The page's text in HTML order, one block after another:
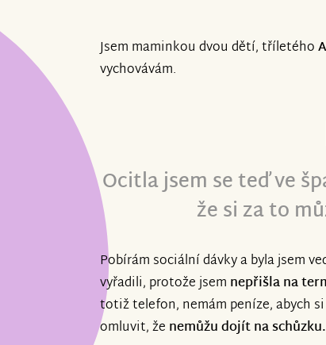
Jsem maminkou dvou dětí, tříletého
vychovávám.
Ocitla jsem se teď ve
že si za to
Pobírám sociální dávky a byla jsem
vyřadili, protože jsem nepřišla na
totiž telefon, nemám peníze, abych
omluvit, že nemůžu dojít na schůzku.